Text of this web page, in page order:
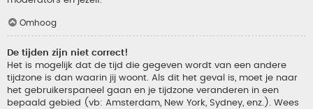
Omhoog
De tijden zijn niet correct!
Het is mogelijk dat de tijd die gegeven wordt van een andere
tijdzone is dan waarin jij woont. Als dit het geval is, moet je naar
het gebruikerspaneel gaan en je tijdzone veranderen in een
bepaald gebied (vb: Amsterdam, New York, Sydney, enz.). Wees